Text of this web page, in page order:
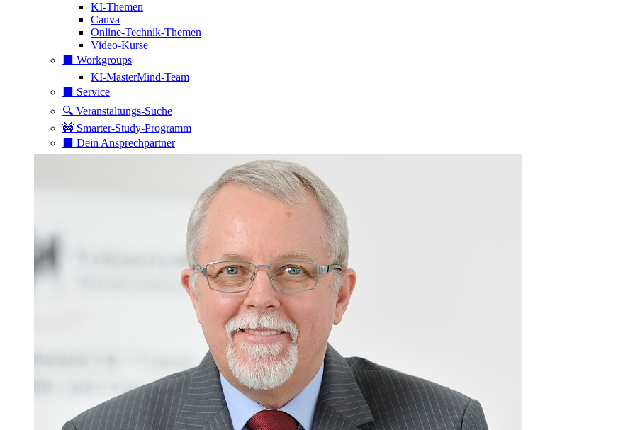
KI-Themen
Canva
Online-Technik-Themen
Video-Kurse
⬛️ Workgroups
KI-MasterMind-Team
⬛️ Service
🔍 Veranstaltungs-Suche
🚧 Smarter-Study-Programm
⬛️ Dein Ansprechpartner